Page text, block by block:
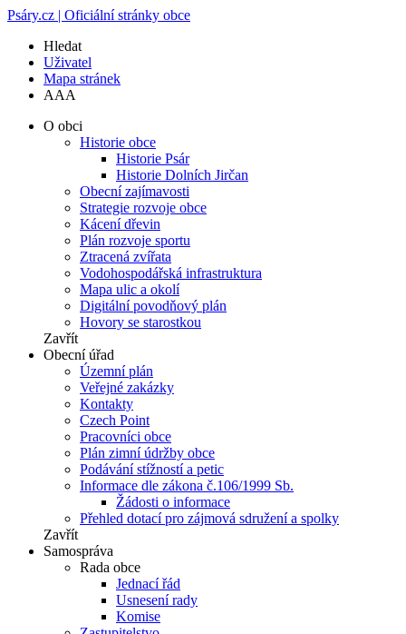
Psáry.cz | Oficiální stránky obce
Hledat
Uživatel
Mapa stránek
AAA
O obci
Historie obce
Historie Psár
Historie Dolních Jirčan
Obecní zajímavosti
Strategie rozvoje obce
Kácení dřevin
Plán rozvoje sportu
Ztracená zvířata
Vodohospodářská infrastruktura
Mapa ulic a okolí
Digitální povodňový plán
Hovory se starostkou
Zavřít
Obecní úřad
Územní plán
Veřejné zakázky
Kontakty
Czech Point
Pracovníci obce
Plán zimní údržby obce
Podávání stížností a petic
Informace dle zákona č.106/1999 Sb.
Žádosti o informace
Přehled dotací pro zájmová sdružení a spolky
Zavřít
Samospráva
Rada obce
Jednací řád
Usnesení rady
Komise